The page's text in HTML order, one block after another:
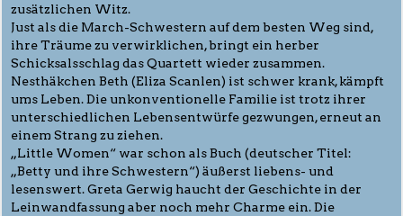
zusätzlichen Witz.
Just als die March-Schwestern auf dem besten Weg sind,
ihre Träume zu verwirklichen, bringt ein herber
Schicksalsschlag das Quartett wieder zusammen.
Nesthäkchen Beth (Eliza Scanlen) ist schwer krank, kämpft
ums Leben. Die unkonventionelle Familie ist trotz ihrer
unterschiedlichen Lebensentwürfe gezwungen, erneut an
einem Strang zu ziehen.
„Little Women“ war schon als Buch (deutscher Titel:
„Betty und ihre Schwestern“) äußerst liebens- und
lesenswert. Greta Gerwig haucht der Geschichte in der
Leinwandfassung aber noch mehr Charme ein. Die